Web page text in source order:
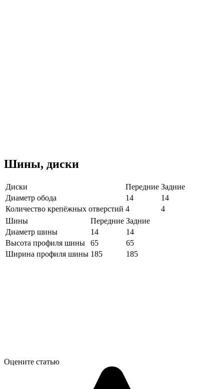
Шины, диски
Диски Передние Задние
Диаметр обода
14
14
Количество крепёжных отверстий 4
4
Шины
Передние Задние
Диаметр шины
14
14
Высота профиля шины
65
65
Ширина профиля шины 185 185
Оцените статью